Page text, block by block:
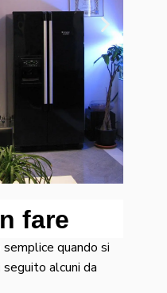
fare
quando si
alcuni da